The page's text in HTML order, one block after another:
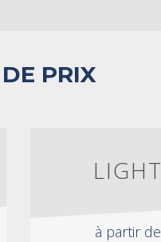
PRIX
LIGHT
à partir de